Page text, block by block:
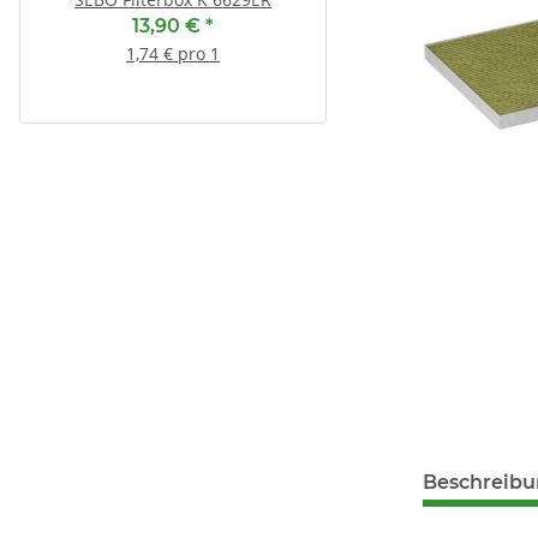
13,90 € *
1,74 € pro 1
13,55 €*
1,69 € pro 1